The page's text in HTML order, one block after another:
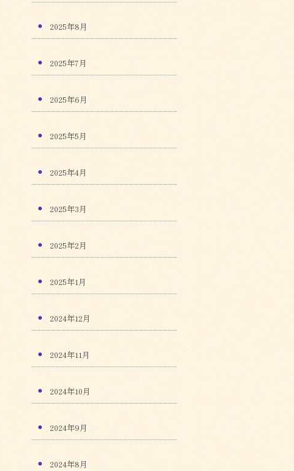
2025年8月
2025年7月
2025年6月
2025年5月
2025年4月
2025年3月
2025年2月
2025年1月
2024年12月
2024年11月
2024年10月
2024年9月
2024年8月